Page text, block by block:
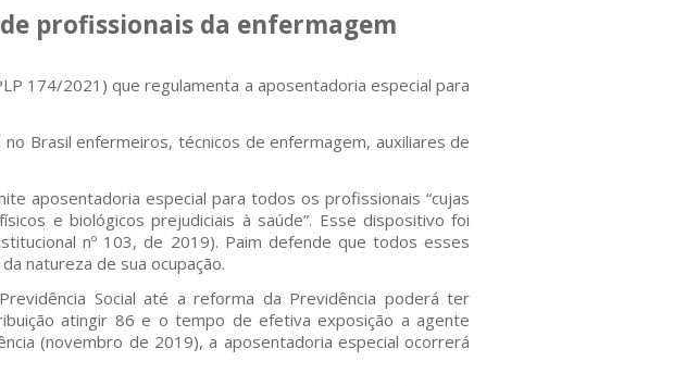
profissionais da enfermagem
174/2021) que regulamenta a aposentadoria especial para
Brasil enfermeiros, técnicos de enfermagem, auxiliares de
aposentadoria especial para todos os profissionais “cujas
e biológicos prejudiciais à saúde”. Esse dispositivo foi
nº 103, de 2019). Paim defende que todos esses
natureza de sua ocupação.
Social até a reforma da Previdência poderá ter
atingir 86 e o tempo de efetiva exposição a agente
(novembro de 2019), a aposentadoria especial ocorrerá